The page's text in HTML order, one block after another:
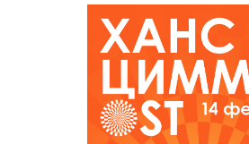
Наука
О Доме